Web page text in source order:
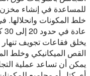
للمساعدة في إنشاء
خلط المكونات
يخلق فقاعات تجويف
القص الميكانيكي وخلط
يمكن أن تساعد عملية